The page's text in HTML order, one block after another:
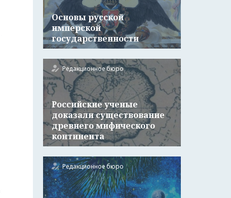
Основы русской
имперской
государственности
Редакционное бюро
Российские ученые
доказали существование
древнего мифического
континента
Редакционное бюро